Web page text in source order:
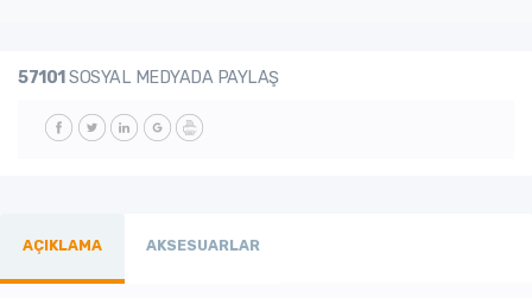
57101 SOSYAL MEDYADA PAYLAŞ
AÇIKLAMA AKSESUARLAR